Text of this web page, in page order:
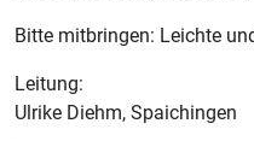
Bitte mitbringen: Leichte
Leitung:
Ulrike Diehm, Spaichingen